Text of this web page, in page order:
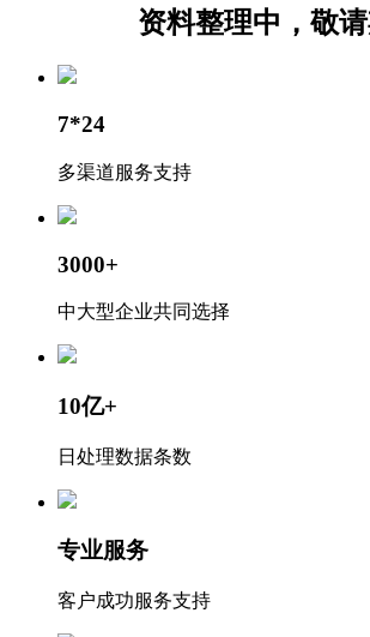
资料整理中，敬
7*24
多渠道服务支持
3000+
中大型企业共同选择
10亿+
日处理数据条数
专业服务
客户成功服务支持